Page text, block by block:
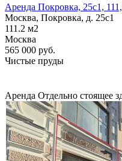
Аренда Покровка, 25с1,
Москва, Покровка, д. 25с1
111.2 м2
Москва
565 000 руб.
Чистые пруды
Аренда Отдельно стоящее